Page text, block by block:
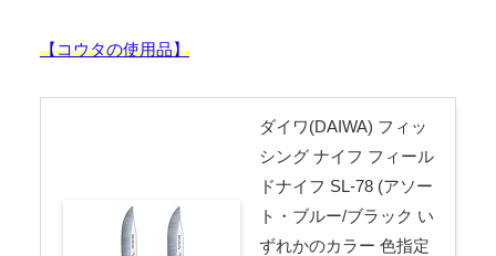
【コウタの使用品】
ダイワ(DAIWA) フィッ
シング ナイフ フィール
ドナイフ SL-78 (アソー
ト・ブルー/ブラック い
ずれかのカラー 色指定